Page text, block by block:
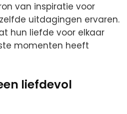
van inspiratie voor
uitdagingen ervaren.
hun liefde voor elkaar
momenten heeft
liefdevol